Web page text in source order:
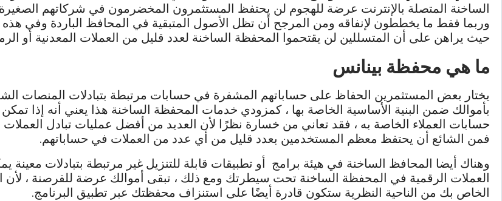
الساخنة المتصلة بالإنترنت عرضة للهجوم لن يحتفظ المستثمرون المخضرمون في شركاتهم
وربما فقط ما يخططون لإنفاقه ومن المرجح أن تظل الأصول المتبقية في المحافظ الباردة وفي هذه
حيث يراهن على أن المتسللين لن يقتحموا المحفظة الساخنة لعدد قليل من العملات المعدنية أو
ما هي محفظة بينانس
يختار بعض المستثمرين الحفاظ على حساباتهم المشفرة في حسابات مرتبطة بتبادلات المنصات
بأموالك ضمن البنية الأساسية الخاصة بها ، كمزودي خدمات المحفظة الساخنة هذا يعني أنه إذا
حسابات العملاء الخاصة به ، فقد تعاني من خسارة نظرًا لأن العديد من أفضل عمليات تبادل العملات
فمن الشائع أن يحتفظ معظم المستخدمين بعدد قليل من أي عدد من العملات في حساباتهم.
وهناك أيضا المحافظ الساخنة في هيئة برامج أو تطبيقات قابلة للتنزيل غير مرتبطة بتبادلات
العملات الرقمية في المحفظة الساخنة تحت سيطرتك ومع ذلك ، تبقى أموالك عرضة للقرصنة ، لأن
الخاص بك من الناحية النظرية ستكون قادرة أيضًا على استنزاف محفظتك عبر تطبيق البرنامج.